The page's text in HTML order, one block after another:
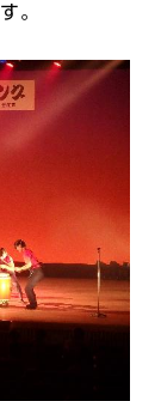
。